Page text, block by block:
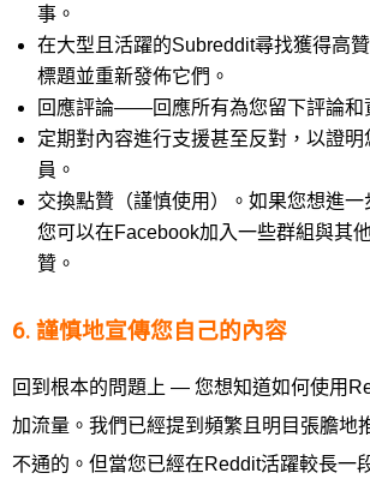
事。
在大型且活躍的Subreddit尋找獲得高
標題並重新發佈它們。
回應評論——回應所有為您留下評論和
定期對內容進行支援甚至反對，以證
員。
交換點贊（謹慎使用）。如果您想進一
您可以在Facebook加入一些群組與其
贊。
6. 謹慎地宣傳您自己的內容
回到根本的問題上 — 您想知道如何使用
加流量。我們已經提到頻繁且明目張膽地
不通的。但當您已經在Reddit活躍較長一